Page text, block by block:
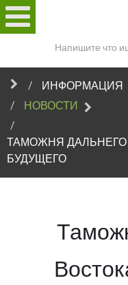
сайту
ИНФОРМАЦИЯ
НОВОСТИ
ТАМОЖНЯ
БУДУЩЕГО